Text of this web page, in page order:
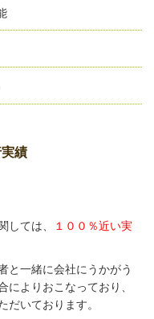
績
しては、
１００％近い実
と一緒に会社にうかがう
によりおこなっており、
だいております。